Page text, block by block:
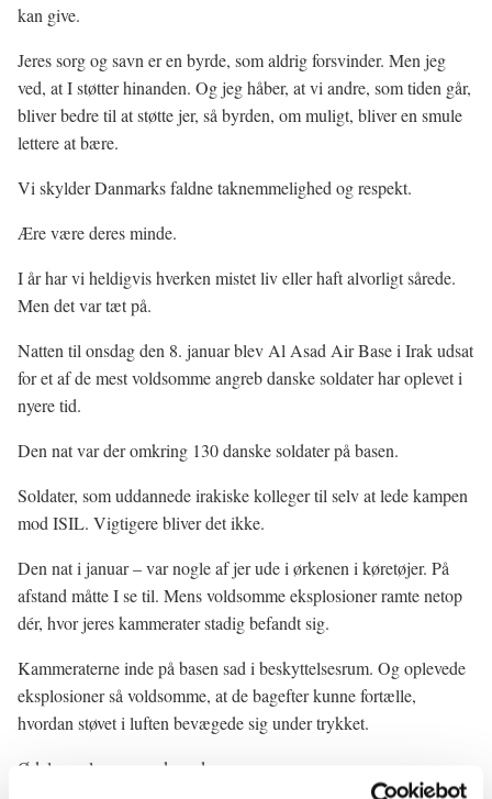
kan give.
Jeres sorg og savn er en byrde, som aldrig forsvinder. Men jeg
ved, at I støtter hinanden. Og jeg håber, at vi andre, som tiden går,
bliver bedre til at støtte jer, så byrden, om muligt, bliver en smule
lettere at bære.
Vi skylder Danmarks faldne taknemmelighed og respekt.
Ære være deres minde.
I år har vi heldigvis hverken mistet liv eller haft alvorligt sårede.
Men det var tæt på.
Natten til onsdag den 8. januar blev Al Asad Air Base i Irak udsat
for et af de mest voldsomme angreb danske soldater har oplevet i
nyere tid.
Den nat var der omkring 130 danske soldater på basen.
Soldater, som uddannede irakiske kolleger til selv at lede kampen
mod ISIL. Vigtigere bliver det ikke.
Den nat i januar – var nogle af jer ude i ørkenen i køretøjer. På
afstand måtte I se til. Mens voldsomme eksplosioner ramte netop
dér, hvor jeres kammerater stadig befandt sig.
Kammeraterne inde på basen sad i beskyttelsesrum. Og oplevede
eksplosioner så voldsomme, at de bagefter kunne fortælle,
hvordan støvet i luften bevægede sig under trykket.
Ødelæggelsen regnede ned.